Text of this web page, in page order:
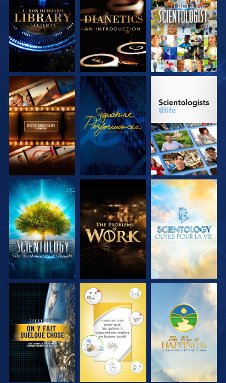
DÉCOUVRIR LES
SÉRIES
DÉCOUVRIR LES
SÉRIES
REGARDER
DÉCOUVRIR LES
SÉRIES
REGARDER
DÉCOUVRIR LES
DÉCOUVRIR LES
SÉRIES
DÉCOUVRIR LES
SÉRIES
DÉCOUVRIR LES
SÉRIES
REGARDER REGARDER REGARDER